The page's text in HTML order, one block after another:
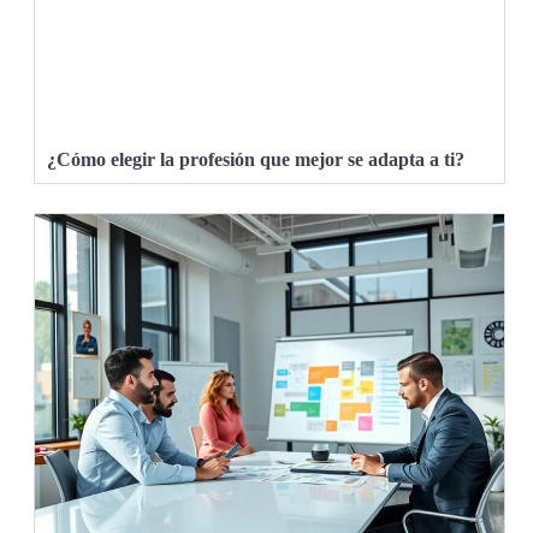
¿Cómo elegir la profesión que mejor se adapta a ti?